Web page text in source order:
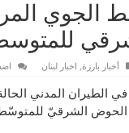
الجوي
أخبار بارزة اخبار لبنان
في الطيران المدني
الشرقيّ